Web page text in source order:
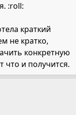
:roll:
краткий
не кратко,
конкретную
и получится.